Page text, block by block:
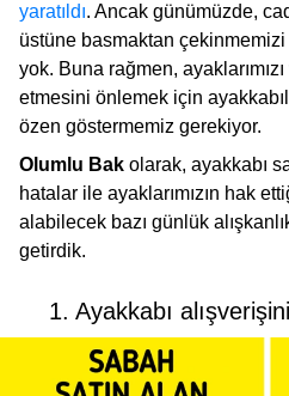
yaratıldı. Ancak günümüzde,
üstüne basmaktan
yok. Buna rağmen,
etmesini önlemek için
özen göstermemiz gerekiyor.
Olumlu Bak olarak, ayakkabı
hatalar ile ayaklarımızın hak
alabilecek bazı günlük
getirdik.
1. Ayakkabı